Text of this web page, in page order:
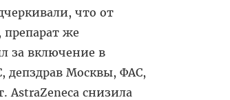
что от
препарат же
за включение в
Москвы, ФАС,
снизила